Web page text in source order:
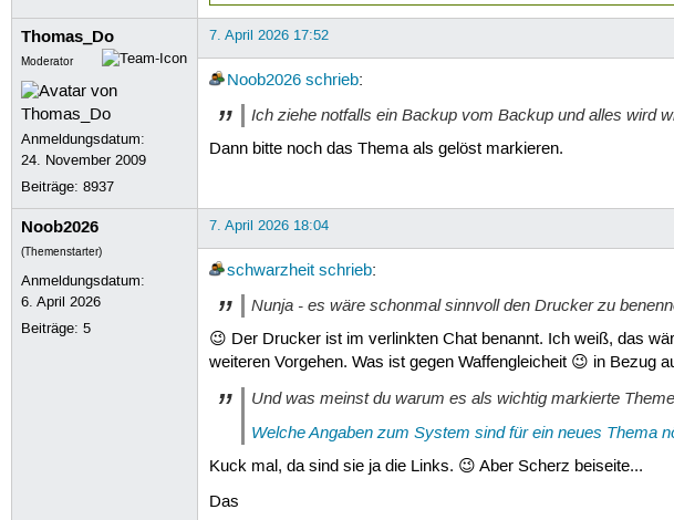
Thomas_Do
Moderator
Anmeldungsdatum:
24. November 2009
Beiträge:8937
7. April 2026 17:52
Noob2026 schrieb:
Ich ziehe notfalls ein Backup vom Backup und alles wird
Dann bitte noch das Thema als gelöst markieren.
Noob2026
(Themenstarter)
Anmeldungsdatum:
6. April 2026
Beiträge:5
7. April 2026 18:04
schwarzheit schrieb:
Nunja - es wäre schonmal sinnvoll den Drucker zu
😉 Der Drucker ist im verlinkten Chat benannt. Ich weiß, das
weiteren Vorgehen. Was ist gegen Waffengleicheit 😉 in Bezug
Und was meinst du warum es als wichtig markierte
Welche Angaben zum System sind für ein neues Thema
Kuck mal, da sind sie ja die Links. 😉 Aber Scherz beiseite...
Das